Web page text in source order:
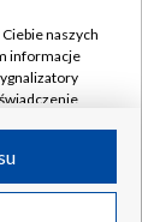
naszych
informacje